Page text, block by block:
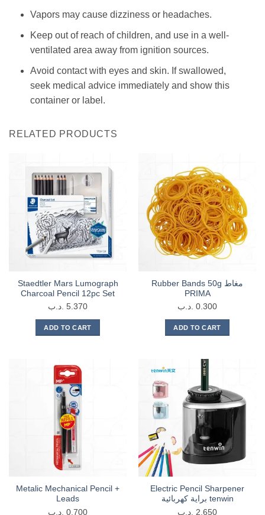
Vapors may cause dizziness or headaches.
Keep out of reach of children, and use in a well-
ventilated area away from ignition sources.
Avoid contact with eyes and skin. If swallowed,
seek medical advice immediately and show this
container or label.
RELATED PRODUCTS
Staedtler Mars Lumograph
Charcoal Pencil 12pc Set
5.370 .د.ب
ADD TO CART
Rubber Bands 50g مغاط
PRIMA
0.300 .د.ب
ADD TO CART
Metalic Mechanical Pencil +
Leads
0.700 .د.ب
Electric Pencil Sharpener
براية كهربائية tenwin
2.650 .د.ب